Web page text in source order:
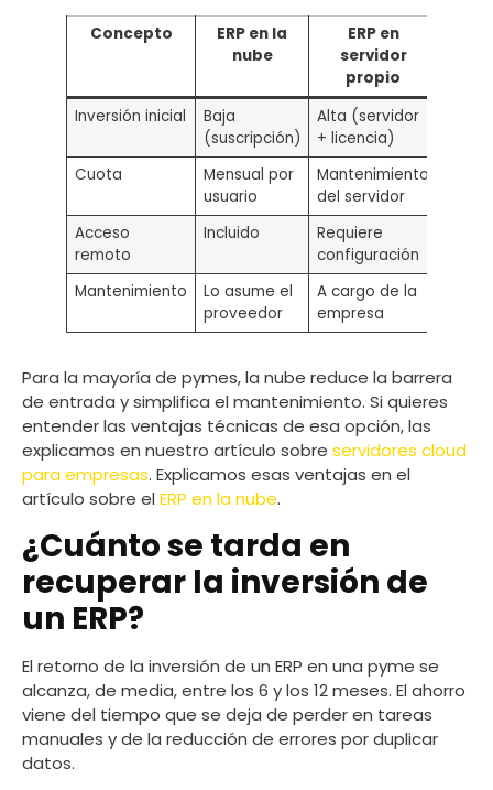
Concepto
ERP en la
nube
ERP en
servidor
propio
Inversión inicial
Baja
(suscripción)
Alta (servidor
+ licencia)
Cuota
Mensual por
usuario
Mantenimiento
del servidor
Acceso
remoto
Incluido
Requiere
configuración
Mantenimiento
Lo asume el
proveedor
A cargo de la
empresa
Para la mayoría de pymes, la nube reduce la barrera
de entrada y simplifica el mantenimiento. Si quieres
entender las ventajas técnicas de esa opción, las
explicamos en nuestro artículo sobre servidores cloud
para empresas. Explicamos esas ventajas en el
artículo sobre el ERP en la nube.
¿Cuánto se tarda en
recuperar la inversión de
un ERP?
El retorno de la inversión de un ERP en una pyme se
alcanza, de media, entre los 6 y los 12 meses. El ahorro
viene del tiempo que se deja de perder en tareas
manuales y de la reducción de errores por duplicar
datos.